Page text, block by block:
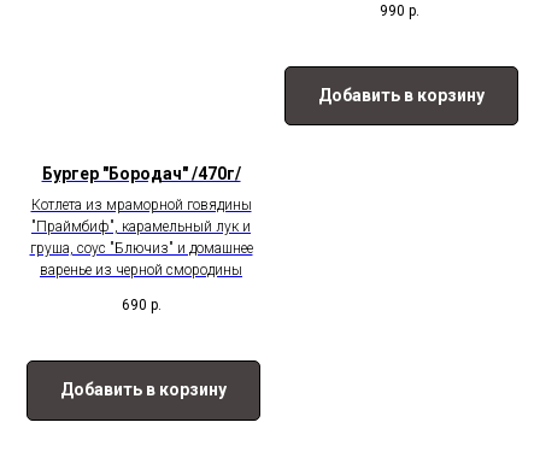
Бургер "Бородач" /470г/
Котлета из мраморной говядины
"Праймбиф", карамельный лук и
груша, соус "Блючиз" и домашнее
варенье из черной смородины
690 р.
Добавить в корзину
990 р.
Добавить в корзину